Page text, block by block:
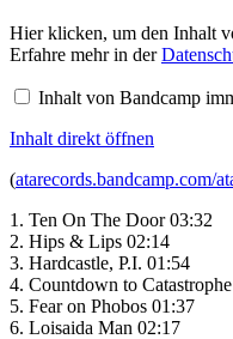
Inhalt
von
Bandcamp
Hier klicken, um den Inhalt
Erfahre mehr in der
Inhalt von Bandcamp
Inhalt direkt öffnen
(atarecords.bandcamp.com/
1. Ten On The Door 03:32
2. Hips & Lips 02:14
3. Hardcastle, P.I. 01:54
4. Countdown to
5. Fear on Phobos 01:37
6. Loisaida Man 02:17